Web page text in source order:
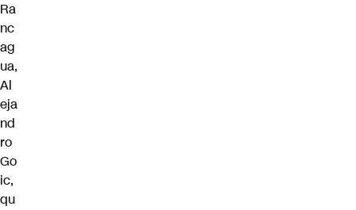
Ra
nc
ag
ua,
Al
eja
nd
ro
Go
ic,
qu